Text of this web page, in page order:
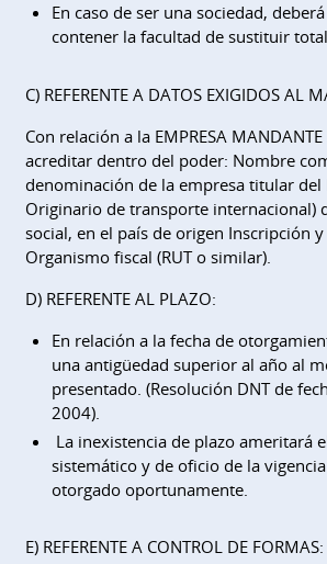
En caso de ser una sociedad,
contener la facultad de sustituir
C) REFERENTE A DATOS EXIGIDOS AL
Con relación a la EMPRESA
acreditar dentro del poder: Nombre
denominación de la empresa titular del
Originario de transporte internacional)
social, en el país de origen Inscripción y
Organismo fiscal (RUT o similar).
D) REFERENTE AL PLAZO:
En relación a la fecha de
una antigüedad superior al año al
presentado. (Resolución DNT de
2004).
La inexistencia de plazo ameritará
sistemático y de oficio de la
otorgado oportunamente.
E) REFERENTE A CONTROL DE FORMAS: